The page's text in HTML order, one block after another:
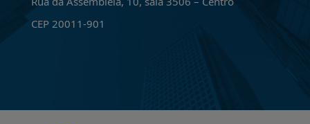
CEP 20011-901